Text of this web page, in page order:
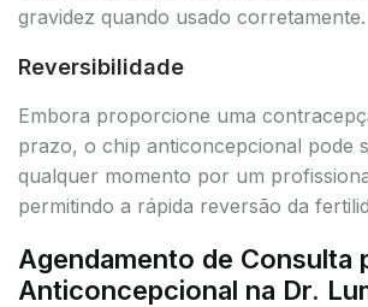
gravidez quando usado corretamente.
Reversibilidade
Embora proporcione uma
prazo, o chip anticoncepcional pode
qualquer momento por um
permitindo a rápida reversão da
Agendamento de Consulta
Anticoncepcional na Dr.